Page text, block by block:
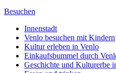
Besuchen
Innenstadt
Venlo besuchen mit Kindern
Kultur erleben in Venlo
Einkaufsbummel durch
Geschichte und Kulturerbe